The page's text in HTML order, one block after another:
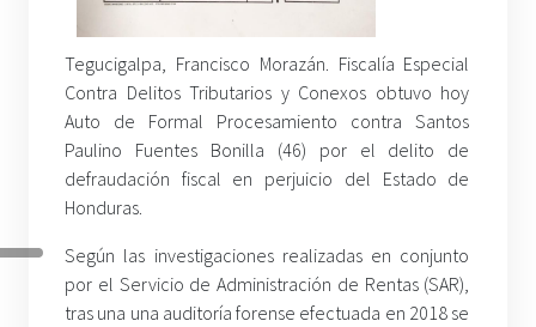
Tegucigalpa, Francisco Morazán. Fiscalía Especial
Contra Delitos Tributarios y Conexos obtuvo hoy
Auto de Formal Procesamiento contra Santos
Paulino Fuentes Bonilla (46) por el delito de
defraudación fiscal en perjuicio del Estado de
Honduras.
Según las investigaciones realizadas en conjunto
por el Servicio de Administración de Rentas (SAR),
tras una una auditoría forense efectuada en 2018 se